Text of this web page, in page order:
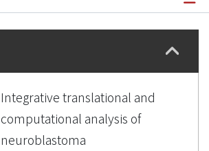
Details
Integrative translational and
computational analysis of
neuroblastoma